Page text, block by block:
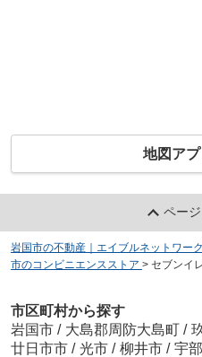
地図アプ
ペー
岩国市の不動産｜エイブルネットワー
市のコンビニエンスストア > セブンイ
市区町村から探す
岩国市 / 大島郡周防大島町 /
廿日市市 / 光市 / 柳井市 / 宇